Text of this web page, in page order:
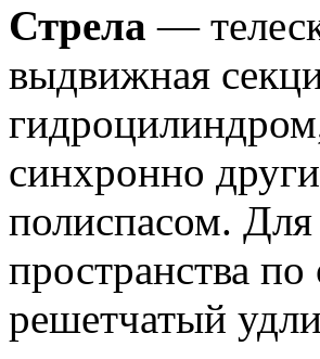
Стрела —
выдвижная
синхронно
полиспасом. Для
пространства по
решетчатый